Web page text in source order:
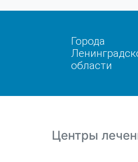
Города
области
Центры